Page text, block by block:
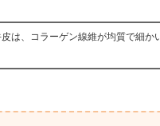
は、コラーゲン線維が均質で細か